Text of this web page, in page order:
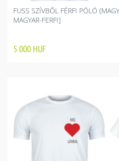
FUSS SZÍVBŐL FÉRFI PÓLÓ
MAGYAR-FERFI]
5 000 HUF